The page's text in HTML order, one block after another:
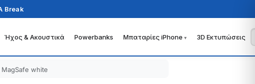
Break
Ήχος & Ακουστικά Powerbanks Μπαταρίες iPhone 3D Εκτυπώσεις
white